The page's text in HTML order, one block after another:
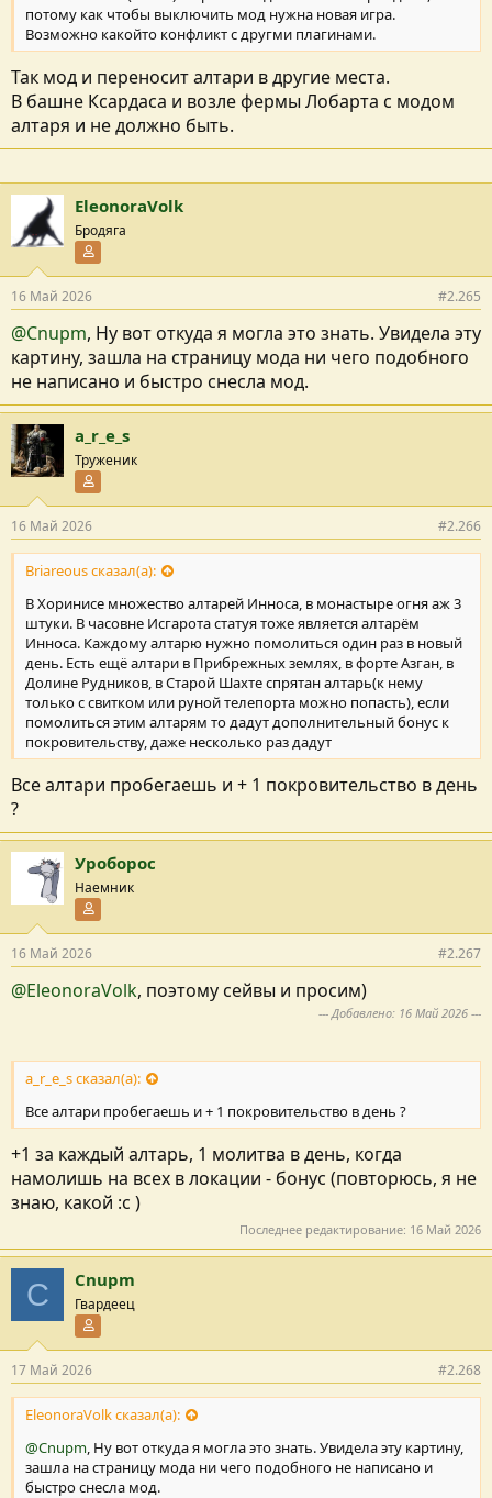
потому как чтобы выключить мод нужна новая игра.
Возможно какойто конфликт с другми плагинами.
Так мод и переносит алтари в другие места.
В башне Ксардаса и возле фермы Лобарта с модом
алтаря и не должно быть.
EleonoraVolk
Бродяга
16 Май 2026 #2.265
@Cnupm, Ну вот откуда я могла это знать. Увидела эту
картину, зашла на страницу мода ни чего подобного
не написано и быстро снесла мод.
a_r_e_s
Труженик
16 Май 2026 #2.266
Briareous сказал(а):
В Хоринисе множество алтарей Инноса, в монастыре огня аж 3
штуки. В часовне Исгарота статуя тоже является алтарём
Инноса. Каждому алтарю нужно помолиться один раз в новый
день. Есть ещё алтари в Прибрежных землях, в форте Азган, в
Долине Рудников, в Старой Шахте спрятан алтарь(к нему
только с свитком или руной телепорта можно попасть), если
помолиться этим алтарям то дадут дополнительный бонус к
покровительству, даже несколько раз дадут
Все алтари пробегаешь и + 1 покровительство в день
?
Уроборос
Наемник
16 Май 2026 #2.267
@EleonoraVolk, поэтому сейвы и просим)
--- Добавлено: 16 Май 2026 ---
a_r_e_s сказал(а):
Все алтари пробегаешь и + 1 покровительство в день ?
+1 за каждый алтарь, 1 молитва в день, когда
намолишь на всех в локации - бонус (повторюсь, я не
знаю, какой :с )
Последнее редактирование: 16 Май 2026
C Cnupm
Гвардеец
17 Май 2026 #2.268
EleonoraVolk сказал(а):
@Cnupm, Ну вот откуда я могла это знать. Увидела эту картину,
зашла на страницу мода ни чего подобного не написано и
быстро снесла мод.